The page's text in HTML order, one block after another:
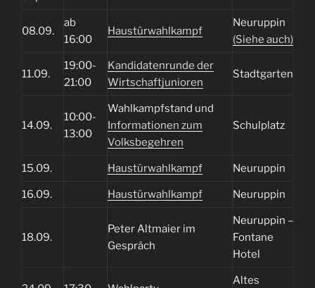
08.09.
ab
16:00
Haustürwahlkampf
Neuruppin
(Siehe auch)
11.09.
19:00-
21:00
Kandidatenrunde der
Wirtschaftjunioren
Stadtgarten
14.09.
10:00-
13:00
Wahlkampfstand und
Informationen zum
Volksbegehren
Schulplatz
15.09. Haustürwahlkampf Neuruppin
16.09. Haustürwahlkampf Neuruppin
18.09.
Peter Altmaier im
Gespräch
Neuruppin –
Fontane
Hotel
Altes